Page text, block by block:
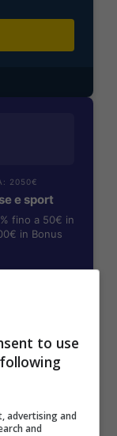
2050€
e sport
fino a 50€ in
in Bonus
to use
advertising and
and